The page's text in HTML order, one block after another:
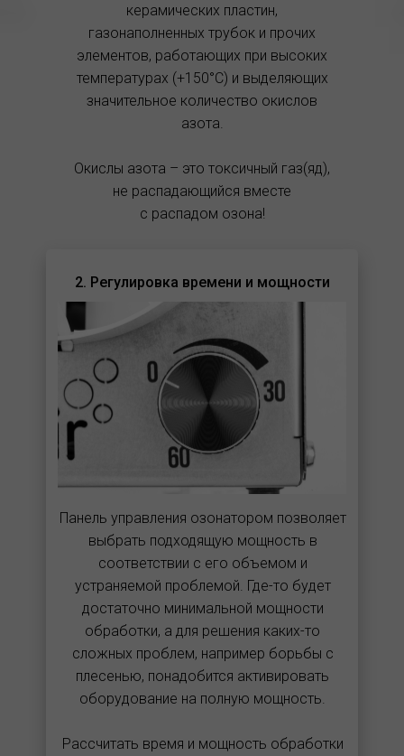
керамических пластин,
газонаполненных трубок и прочих
элементов, работающих при высоких
температурах (+150°C) и выделяющих
значительное количество окислов
азота.
Окислы азота – это токсичный газ(яд),
не распадающийся вместе
с распадом озона!
2. Регулировка времени и мощности
Панель управления озонатором позволяет
выбрать подходящую мощность в
соответствии с его объемом и
устраняемой проблемой. Где-то будет
достаточно минимальной мощности
обработки, а для решения каких-то
сложных проблем, например борьбы с
плесенью, понадобится активировать
оборудование на полную мощность.
Рассчитать время и мощность обработки